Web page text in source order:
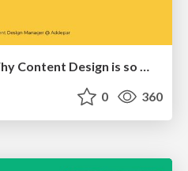
Breaking role norms: Why Content Design is so much more than writing copy - Taylor Woolridge
0 360